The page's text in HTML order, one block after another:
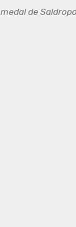
de Saldropo